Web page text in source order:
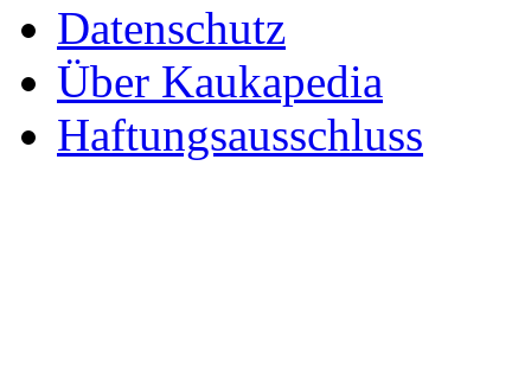
Datenschutz
Über Kaukapedia
Haftungsausschluss